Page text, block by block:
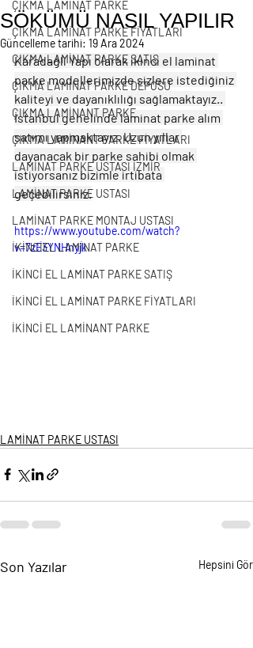
ÇIKMA LAMİNAT PARKE
ÇIKMA LAMİNAT PARKE FİYATLARI
ÇIKMA LAMİNAT PARKE SATIŞ
ÇIKMA LAMİNAT PARKE DEPOSU
ÇIKMA LAMİNANT PARKE
ÇIKMA LAMİNANT PARKE FİYATLARI
LAMİNAT PARKE USTASI İZMİR
LAMİNAT PARKE USTASI
LAMİNAT PARKE MONTAJ USTASI
İKİNCİEL LAMİNAT PARKE
İKİNCİ EL LAMİNAT PARKE SATIŞ
İKİNCİ EL LAMİNAT PARKE FİYATLARI
İKİNCİ EL LAMİNANT PARKE
SÖKÜMÜ NASIL YAPILIR
Güncelleme tarihi: 19 Ara 2024
Karadağlı Yapı olarak ikinci el laminat
parke modellerimizde sizlere istediğiniz
kaliteyi ve dayanıklılığı sağlamaktayız..
İstanbul genelinde laminat parke alım
satımı yapmaktayız. Uzun yıllar
dayanacak bir parke sahibi olmak
istiyorsanız bizimle irtibata
geçebilirsiniz.
https://www.youtube.com/watch?
v=7zE3YNHnyjk
LAMİNAT PARKE USTASI
Son Yazılar Hepsini Gör